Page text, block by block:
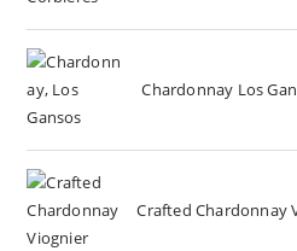
Chardonnay Los
Crafted Chardonnay